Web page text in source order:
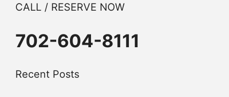
CALL / RESERVE NOW
702-604-8111
Recent Posts